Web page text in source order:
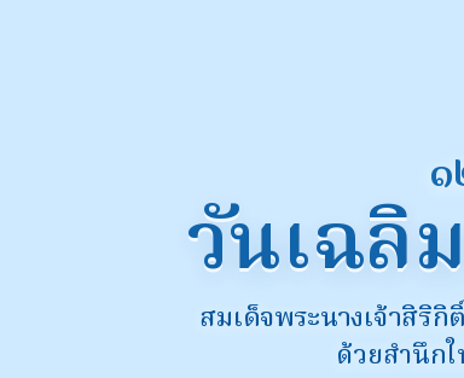
วันเฉลิ
สมเด็จพระนางเจ้าสิริ
ด้วยสำนึก